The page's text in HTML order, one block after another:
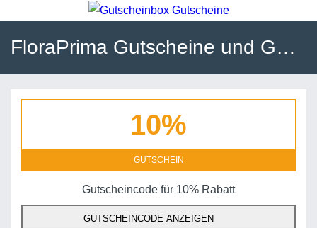
10%
GUTSCHEIN
Gutscheincode für 10% Rabatt
GUTSCHEINCODE ANZEIGEN